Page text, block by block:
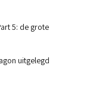
5: de grote
uitgelegd